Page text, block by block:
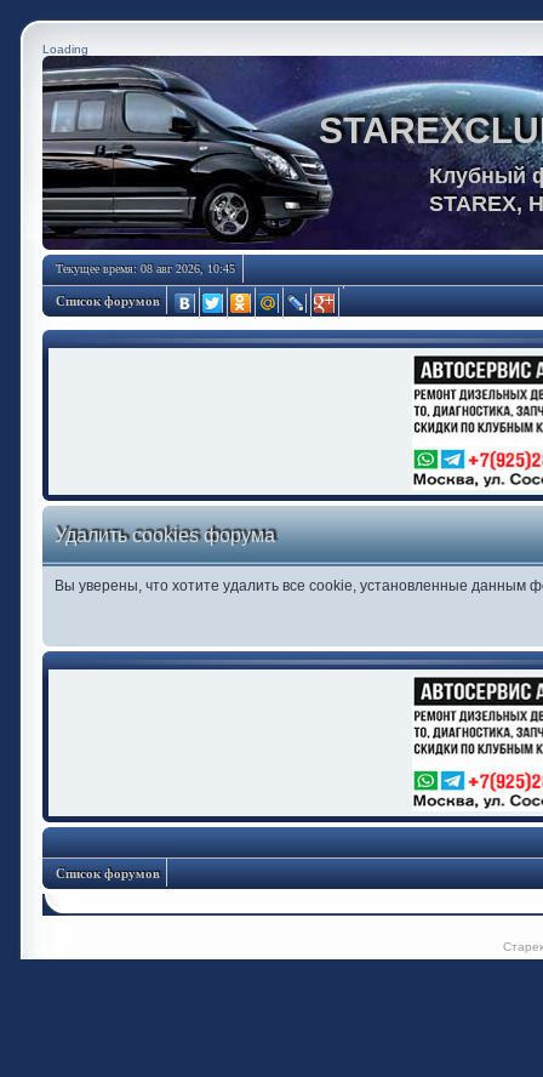
Loading
Клубный
STAREX,
Текущее время: 08 авг 2026, 10:45
Список форумов
Удалить cookies форума
Вы уверены, что хотите удалить все cookie, установленные данным
Список форумов